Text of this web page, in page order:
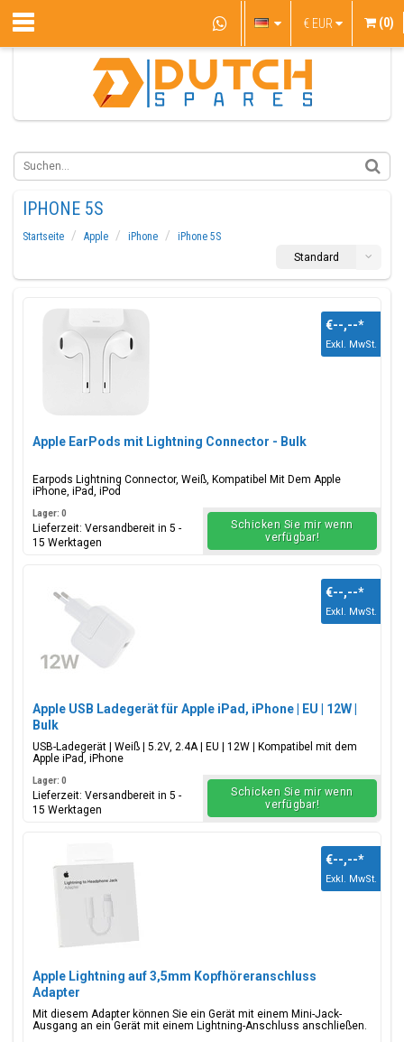
€ EUR (0)
IPHONE 5S
Startseite Apple iPhone
iPhone 5S
Standard
Apple EarPods mit Lightning Connector - Bulk
Earpods Lightning Connector, Weiß, Kompatibel Mit Dem Apple
iPhone, iPad, iPod
€--,--*
Exkl. MwSt.
Lager: 0
Lieferzeit: Versandbereit in 5 -
15 Werktagen
Schicken Sie mir wenn
verfügbar!
Apple USB Ladegerät für Apple iPad, iPhone | EU | 12W |
Bulk
USB-Ladegerät | Weiß | 5.2V, 2.4A | EU | 12W | Kompatibel mit dem
Apple iPad, iPhone
€--,--*
Exkl. MwSt.
Lager: 0
Lieferzeit: Versandbereit in 5 -
15 Werktagen
Schicken Sie mir wenn
verfügbar!
Apple Lightning auf 3,5mm Kopfhöreranschluss
Adapter
Mit diesem Adapter können Sie ein Gerät mit einem Mini-Jack-
Ausgang an ein Gerät mit einem Lightning-Anschluss anschließen.
€--,--*
Exkl. MwSt.